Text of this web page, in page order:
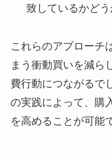
致しているかどう
これらのアプローチ
まう衝動買いを減ら
費行動につながるで
の実践によって、購
を高めることが可能